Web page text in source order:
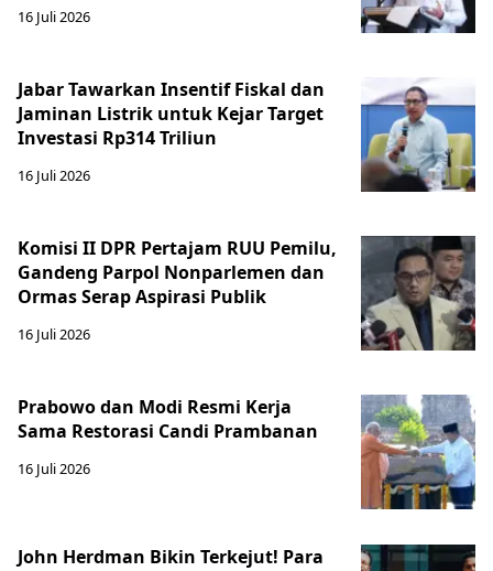
16 Juli 2026
Jabar Tawarkan Insentif Fiskal dan
Jaminan Listrik untuk Kejar Target
Investasi Rp314 Triliun
16 Juli 2026
Komisi II DPR Pertajam RUU Pemilu,
Gandeng Parpol Nonparlemen dan
Ormas Serap Aspirasi Publik
16 Juli 2026
Prabowo dan Modi Resmi Kerja
Sama Restorasi Candi Prambanan
16 Juli 2026
John Herdman Bikin Terkejut! Para